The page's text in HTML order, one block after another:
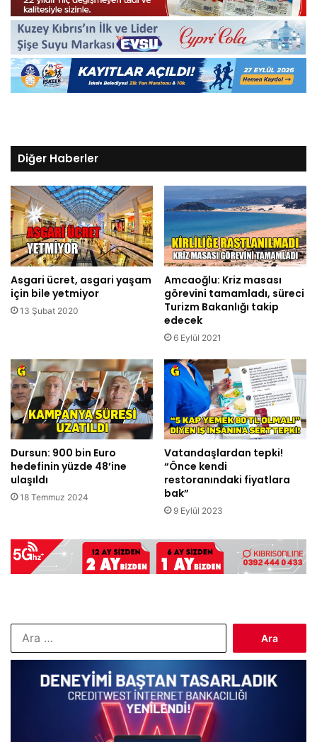
Diğer Haberler
Asgari ücret, asgari yaşam
için bile yetmiyor
13 Şubat 2020
Amcaoğlu: Kriz masası
görevini tamamladı, süreci
Turizm Bakanlığı takip
edecek
6 Eylül 2021
Dursun: 900 bin Euro
hedefinin yüzde 48’ine
ulaşıldı
18 Temmuz 2024
Vatandaşlardan tepki!
“Önce kendi
restoranındaki fiyatlara
bak”
9 Eylül 2023